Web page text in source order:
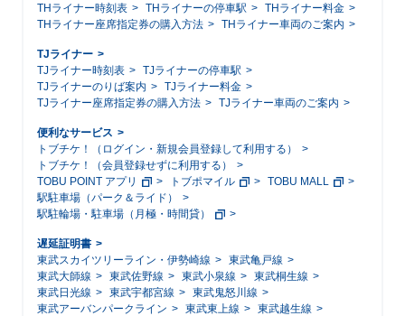
THライナー時刻表
THライナーの停車駅
THライナー料金
THライナー座席指定券の購入方法
THライナー車両のご案内
TJライナー
TJライナー時刻表
TJライナーの停車駅
TJライナーのりば案内
TJライナー料金
TJライナー座席指定券の購入方法
TJライナー車両のご案内
便利なサービス
トブチケ！（ログイン・新規会員登録して利用する）
トブチケ！（会員登録せずに利用する）
TOBU POINT アプリ
トブポマイル
TOBU MALL
駅駐車場（パーク＆ライド）
駅駐輪場・駐車場（月極・時間貸）
遅延証明書
東武スカイツリーライン・伊勢崎線
東武亀戸線
東武大師線
東武佐野線 東武小泉線
東武桐生線
東武日光線
東武宇都宮線
東武鬼怒川線
東武アーバンパークライン
東武東上線 東武越生線